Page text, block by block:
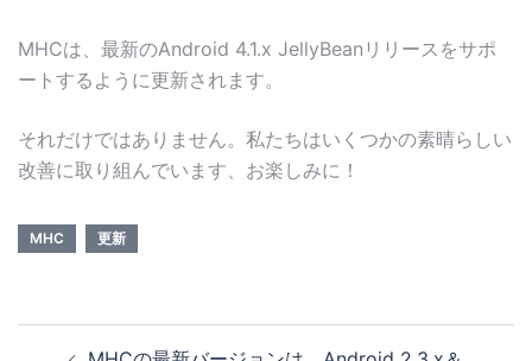
MHCは、最新のAndroid 4.1.x JellyBeanリリースをサポ
ートするように更新されます。
それだけではありません。私たちはいくつかの素晴らしい
改善に取り組んでいます、お楽しみに！
MHC 更新